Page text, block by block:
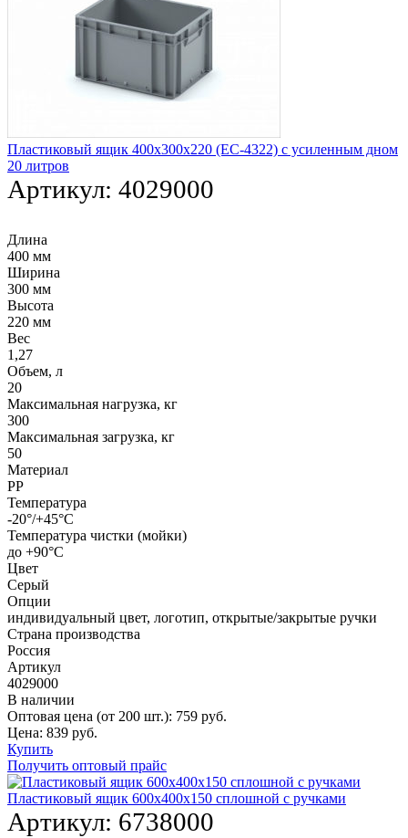
Пластиковый ящик 400х300х220 (ЕС-4322) с усиленным дном
20 литров
Артикул: 4029000
Длина
400 мм
Ширина
300 мм
Высота
220 мм
Вес
1,27
Объем, л
20
Максимальная нагрузка, кг
300
Максимальная загрузка, кг
50
Материал
PP
Температура
-20°/+45°С
Температура чистки (мойки)
до +90°C
Цвет
Серый
Опции
индивидуальный цвет, логотип, открытые/закрытые ручки
Страна производства
Россия
Артикул
4029000
В наличии
Оптовая цена (от 200 шт.): 759 руб.
Цена: 839 руб.
Купить
Получить оптовый прайс
Пластиковый ящик 600х400х150 сплошной с ручками
Артикул: 6738000